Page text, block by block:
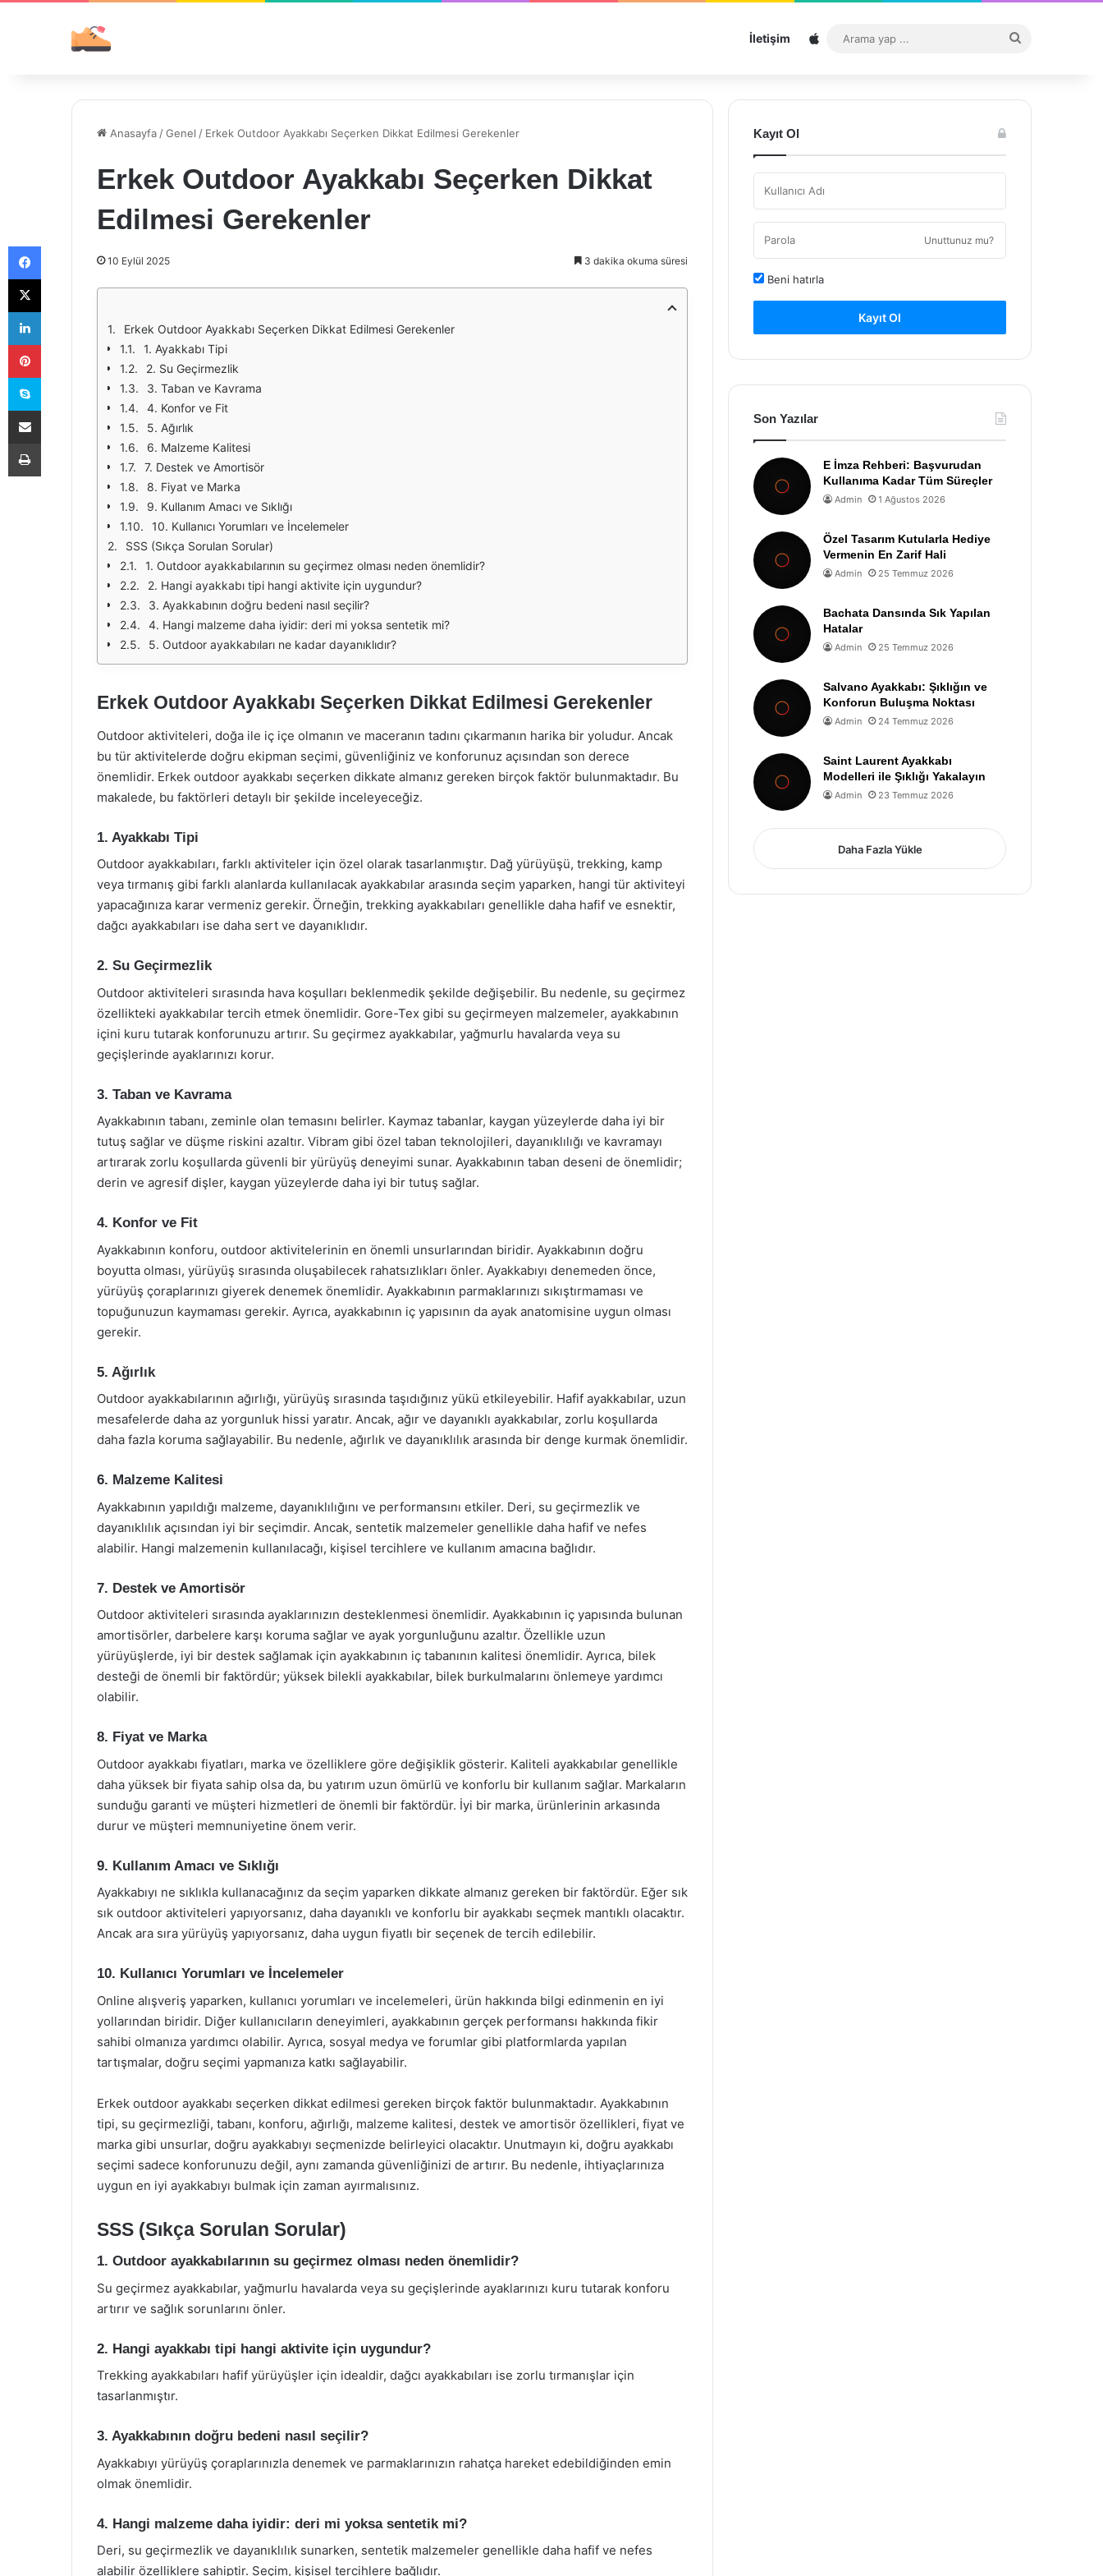
İletişim Sitemap
...
Anasayfa /Genel / Erkek Outdoor Ayakkabı Seçerken Dikkat Edilmesi Gerekenler
Erkek Outdoor Ayakkabı Seçerken Dikkat
Edilmesi Gerekenler
10 Eylül 2025 3 dakika okuma süresi
Erkek Outdoor Ayakkabı Seçerken Dikkat Edilmesi Gerekenler
1. Ayakkabı Tipi
2. Su Geçirmezlik
3. Taban ve Kavrama
4. Konfor ve Fit
5. Ağırlık
6. Malzeme Kalitesi
7. Destek ve Amortisör
8. Fiyat ve Marka
9. Kullanım Amacı ve Sıklığı
10. Kullanıcı Yorumları ve İncelemeler
SSS (Sıkça Sorulan Sorular)
1. Outdoor ayakkabılarının su geçirmez olması neden önemlidir?
2. Hangi ayakkabı tipi hangi aktivite için uygundur?
3. Ayakkabının doğru bedeni nasıl seçilir?
4. Hangi malzeme daha iyidir: deri mi yoksa sentetik mi?
5. Outdoor ayakkabıları ne kadar dayanıklıdır?
Erkek Outdoor Ayakkabı Seçerken Dikkat Edilmesi Gerekenler
Outdoor aktiviteleri, doğa ile iç içe olmanın ve maceranın tadını çıkarmanın harika bir yoludur. Ancak
bu tür aktivitelerde doğru ekipman seçimi, güvenliğiniz ve konforunuz açısından son derece
önemlidir. Erkek outdoor ayakkabı seçerken dikkate almanız gereken birçok faktör bulunmaktadır. Bu
makalede, bu faktörleri detaylı bir şekilde inceleyeceğiz.
1. Ayakkabı Tipi
Outdoor ayakkabıları, farklı aktiviteler için özel olarak tasarlanmıştır. Dağ yürüyüşü, trekking, kamp
veya tırmanış gibi farklı alanlarda kullanılacak ayakkabılar arasında seçim yaparken, hangi tür aktiviteyi
yapacağınıza karar vermeniz gerekir. Örneğin, trekking ayakkabıları genellikle daha hafif ve esnektir,
dağcı ayakkabıları ise daha sert ve dayanıklıdır.
2. Su Geçirmezlik
Outdoor aktiviteleri sırasında hava koşulları beklenmedik şekilde değişebilir. Bu nedenle, su geçirmez
özellikteki ayakkabılar tercih etmek önemlidir. Gore-Tex gibi su geçirmeyen malzemeler, ayakkabının
içini kuru tutarak konforunuzu artırır. Su geçirmez ayakkabılar, yağmurlu havalarda veya su
geçişlerinde ayaklarınızı korur.
3. Taban ve Kavrama
Ayakkabının tabanı, zeminle olan temasını belirler. Kaymaz tabanlar, kaygan yüzeylerde daha iyi bir
tutuş sağlar ve düşme riskini azaltır. Vibram gibi özel taban teknolojileri, dayanıklılığı ve kavramayı
artırarak zorlu koşullarda güvenli bir yürüyüş deneyimi sunar. Ayakkabının taban deseni de önemlidir;
derin ve agresif dişler, kaygan yüzeylerde daha iyi bir tutuş sağlar.
4. Konfor ve Fit
Ayakkabının konforu, outdoor aktivitelerinin en önemli unsurlarından biridir. Ayakkabının doğru
boyutta olması, yürüyüş sırasında oluşabilecek rahatsızlıkları önler. Ayakkabıyı denemeden önce,
yürüyüş çoraplarınızı giyerek denemek önemlidir. Ayakkabının parmaklarınızı sıkıştırmaması ve
topuğunuzun kaymaması gerekir. Ayrıca, ayakkabının iç yapısının da ayak anatomisine uygun olması
gerekir.
5. Ağırlık
Outdoor ayakkabılarının ağırlığı, yürüyüş sırasında taşıdığınız yükü etkileyebilir. Hafif ayakkabılar, uzun
mesafelerde daha az yorgunluk hissi yaratır. Ancak, ağır ve dayanıklı ayakkabılar, zorlu koşullarda
daha fazla koruma sağlayabilir. Bu nedenle, ağırlık ve dayanıklılık arasında bir denge kurmak önemlidir.
6. Malzeme Kalitesi
Ayakkabının yapıldığı malzeme, dayanıklılığını ve performansını etkiler. Deri, su geçirmezlik ve
dayanıklılık açısından iyi bir seçimdir. Ancak, sentetik malzemeler genellikle daha hafif ve nefes
alabilir. Hangi malzemenin kullanılacağı, kişisel tercihlere ve kullanım amacına bağlıdır.
7. Destek ve Amortisör
Outdoor aktiviteleri sırasında ayaklarınızın desteklenmesi önemlidir. Ayakkabının iç yapısında bulunan
amortisörler, darbelere karşı koruma sağlar ve ayak yorgunluğunu azaltır. Özellikle uzun
yürüyüşlerde, iyi bir destek sağlamak için ayakkabının iç tabanının kalitesi önemlidir. Ayrıca, bilek
desteği de önemli bir faktördür; yüksek bilekli ayakkabılar, bilek burkulmalarını önlemeye yardımcı
olabilir.
8. Fiyat ve Marka
Outdoor ayakkabı fiyatları, marka ve özelliklere göre değişiklik gösterir. Kaliteli ayakkabılar genellikle
daha yüksek bir fiyata sahip olsa da, bu yatırım uzun ömürlü ve konforlu bir kullanım sağlar. Markaların
sunduğu garanti ve müşteri hizmetleri de önemli bir faktördür. İyi bir marka, ürünlerinin arkasında
durur ve müşteri memnuniyetine önem verir.
9. Kullanım Amacı ve Sıklığı
Ayakkabıyı ne sıklıkla kullanacağınız da seçim yaparken dikkate almanız gereken bir faktördür. Eğer sık
sık outdoor aktiviteleri yapıyorsanız, daha dayanıklı ve konforlu bir ayakkabı seçmek mantıklı olacaktır.
Ancak ara sıra yürüyüş yapıyorsanız, daha uygun fiyatlı bir seçenek de tercih edilebilir.
10. Kullanıcı Yorumları ve İncelemeler
Online alışveriş yaparken, kullanıcı yorumları ve incelemeleri, ürün hakkında bilgi edinmenin en iyi
yollarından biridir. Diğer kullanıcıların deneyimleri, ayakkabının gerçek performansı hakkında fikir
sahibi olmanıza yardımcı olabilir. Ayrıca, sosyal medya ve forumlar gibi platformlarda yapılan
tartışmalar, doğru seçimi yapmanıza katkı sağlayabilir.
Erkek outdoor ayakkabı seçerken dikkat edilmesi gereken birçok faktör bulunmaktadır. Ayakkabının
tipi, su geçirmezliği, tabanı, konforu, ağırlığı, malzeme kalitesi, destek ve amortisör özellikleri, fiyat ve
marka gibi unsurlar, doğru ayakkabıyı seçmenizde belirleyici olacaktır. Unutmayın ki, doğru ayakkabı
seçimi sadece konforunuzu değil, aynı zamanda güvenliğinizi de artırır. Bu nedenle, ihtiyaçlarınıza
uygun en iyi ayakkabıyı bulmak için zaman ayırmalısınız.
SSS (Sıkça Sorulan Sorular)
1. Outdoor ayakkabılarının su geçirmez olması neden önemlidir?
Su geçirmez ayakkabılar, yağmurlu havalarda veya su geçişlerinde ayaklarınızı kuru tutarak konforu
artırır ve sağlık sorunlarını önler.
2. Hangi ayakkabı tipi hangi aktivite için uygundur?
Trekking ayakkabıları hafif yürüyüşler için idealdir, dağcı ayakkabıları ise zorlu tırmanışlar için
tasarlanmıştır.
3. Ayakkabının doğru bedeni nasıl seçilir?
Ayakkabıyı yürüyüş çoraplarınızla denemek ve parmaklarınızın rahatça hareket edebildiğinden emin
olmak önemlidir.
4. Hangi malzeme daha iyidir: deri mi yoksa sentetik mi?
Deri, su geçirmezlik ve dayanıklılık sunarken, sentetik malzemeler genellikle daha hafif ve nefes
alabilir özelliklere sahiptir. Seçim, kişisel tercihlere bağlıdır.
Kayıt Ol
Unuttunuz mu?
Beni hatırla
Kayıt Ol
Son Yazılar
E İmza Rehberi: Başvurudan
Kullanıma Kadar Tüm Süreçler
Admin 1 Ağustos 2026
Özel Tasarım Kutularla Hediye
Vermenin En Zarif Hali
Admin 25 Temmuz 2026
Bachata Dansında Sık Yapılan
Hatalar
Admin 25 Temmuz 2026
Salvano Ayakkabı: Şıklığın ve
Konforun Buluşma Noktası
Admin 24 Temmuz 2026
Saint Laurent Ayakkabı
Modelleri ile Şıklığı Yakalayın
Admin 23 Temmuz 2026
Daha Fazla Yükle
Facebook
X
LinkedIn
Pinterest
Skype
E-Posta ile paylaş